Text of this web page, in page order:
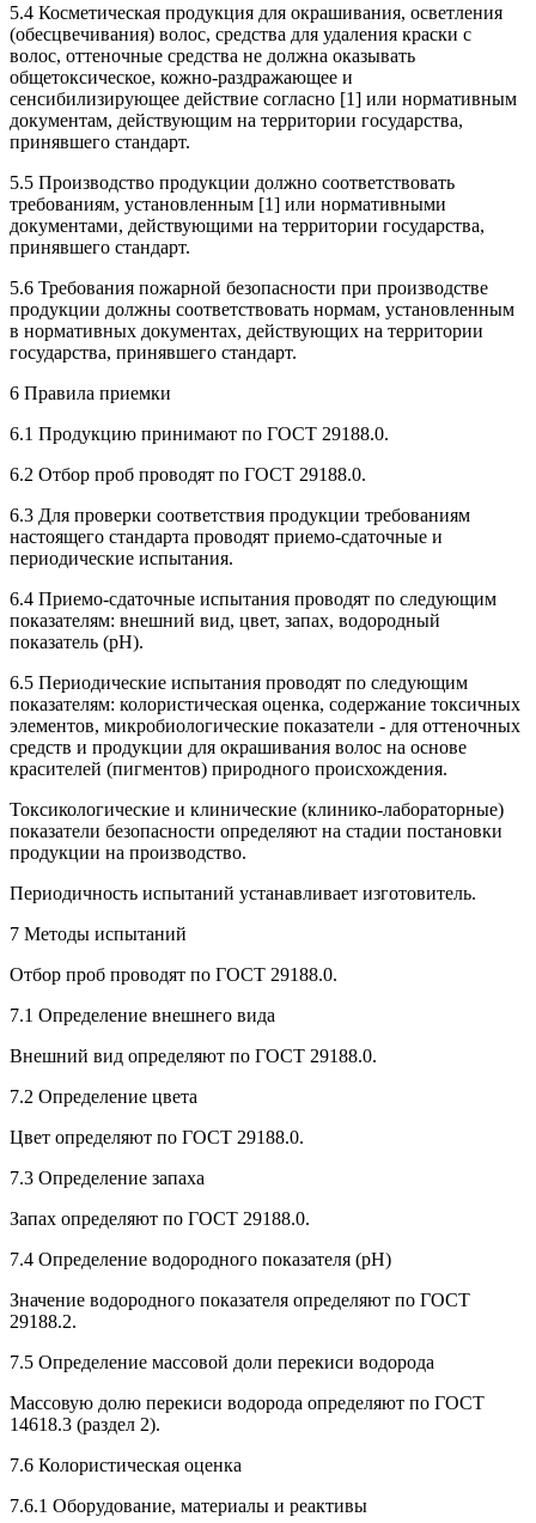
5.4 Косметическая продукция для окрашивания, осветления
(обесцвечивания) волос, средства для удаления краски с
волос, оттеночные средства не должна оказывать
общетоксическое, кожно-раздражающее и
сенсибилизирующее действие согласно [1] или нормативным
документам, действующим на территории государства,
принявшего стандарт.
5.5 Производство продукции должно соответствовать
требованиям, установленным [1] или нормативными
документами, действующими на территории государства,
принявшего стандарт.
5.6 Требования пожарной безопасности при производстве
продукции должны соответствовать нормам, установленным
в нормативных документах, действующих на территории
государства, принявшего стандарт.
6 Правила приемки
6.1 Продукцию принимают по ГОСТ 29188.0.
6.2 Отбор проб проводят по ГОСТ 29188.0.
6.3 Для проверки соответствия продукции требованиям
настоящего стандарта проводят приемо-сдаточные и
периодические испытания.
6.4 Приемо-сдаточные испытания проводят по следующим
показателям: внешний вид, цвет, запах, водородный
показатель (рН).
6.5 Периодические испытания проводят по следующим
показателям: колористическая оценка, содержание токсичных
элементов, микробиологические показатели - для оттеночных
средств и продукции для окрашивания волос на основе
красителей (пигментов) природного происхождения.
Токсикологические и клинические (клинико-лабораторные)
показатели безопасности определяют на стадии постановки
продукции на производство.
Периодичность испытаний устанавливает изготовитель.
7 Методы испытаний
Отбор проб проводят по ГОСТ 29188.0.
7.1 Определение внешнего вида
Внешний вид определяют по ГОСТ 29188.0.
7.2 Определение цвета
Цвет определяют по ГОСТ 29188.0.
7.3 Определение запаха
Запах определяют по ГОСТ 29188.0.
7.4 Определение водородного показателя (рН)
Значение водородного показателя определяют по ГОСТ
29188.2.
7.5 Определение массовой доли перекиси водорода
Массовую долю перекиси водорода определяют по ГОСТ
14618.3 (раздел 2).
7.6 Колористическая оценка
7.6.1 Оборудование, материалы и реактивы